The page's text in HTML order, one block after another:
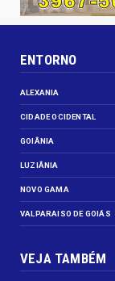
ENTORNO
ALEXANIA
CIDADE OCIDENTAL
GOIÂNIA
LUZIÂNIA
NOVO GAMA
VALPARAISO DE GOIÁS
VEJA TAMBÉM